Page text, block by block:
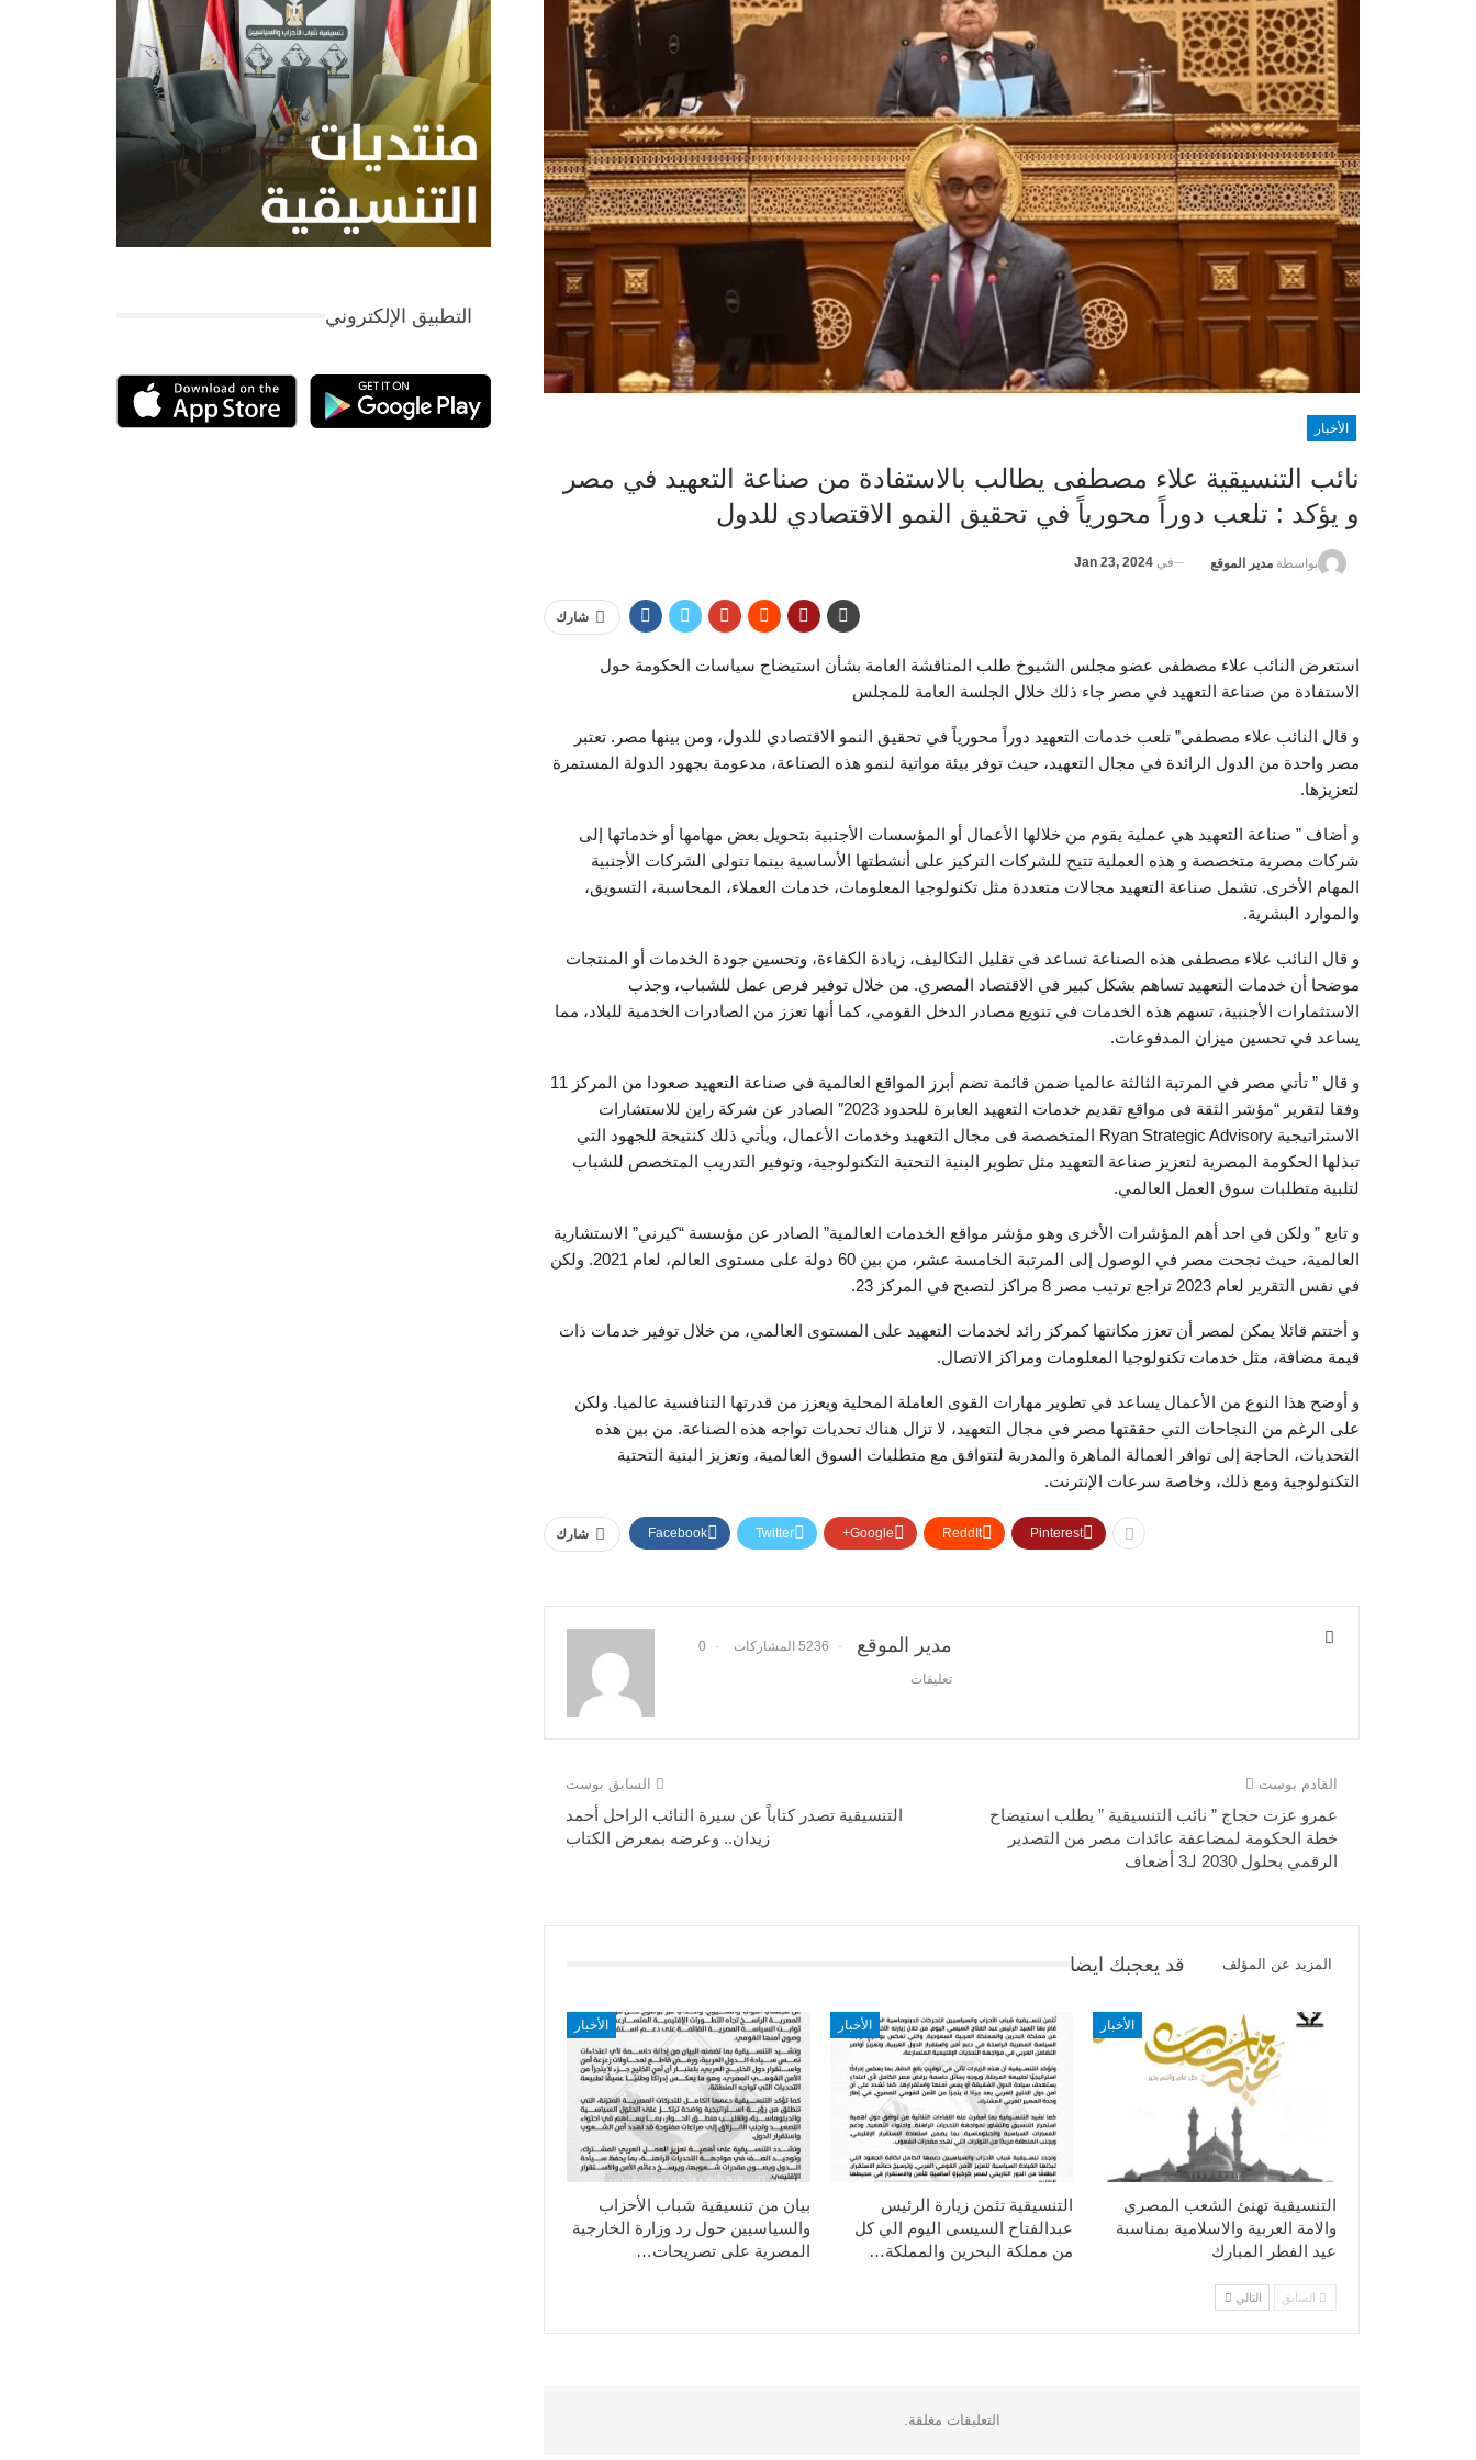
الأخبار
نائب التنسيقية علاء مصطفى يطالب بالاستفادة من صناعة التعهيد في مصر
و يؤكد : تلعب دوراً محورياً في تحقيق النمو الاقتصادي للدول
بواسطة مدير الموقع في Jan 23, 2024
شارك
استعرض النائب علاء مصطفى عضو مجلس الشيوخ طلب المناقشة العامة بشأن استيضاح سياسات الحكومة حول
الاستفادة من صناعة التعهيد في مصر جاء ذلك خلال الجلسة العامة للمجلس
و قال النائب علاء مصطفى” تلعب خدمات التعهيد دوراً محورياً في تحقيق النمو الاقتصادي للدول، ومن بينها مصر. تعتبر
مصر واحدة من الدول الرائدة في مجال التعهيد، حيث توفر بيئة مواتية لنمو هذه الصناعة، مدعومة بجهود الدولة المستمرة
لتعزيزها.
و أضاف ” صناعة التعهيد هي عملية يقوم من خلالها الأعمال أو المؤسسات الأجنبية بتحويل بعض مهامها أو خدماتها إلى
شركات مصرية متخصصة و هذه العملية تتيح للشركات التركيز على أنشطتها الأساسية بينما تتولى الشركات الأجنبية
المهام الأخرى. تشمل صناعة التعهيد مجالات متعددة مثل تكنولوجيا المعلومات، خدمات العملاء، المحاسبة، التسويق،
والموارد البشرية.
و قال النائب علاء مصطفى هذه الصناعة تساعد في تقليل التكاليف، زيادة الكفاءة، وتحسين جودة الخدمات أو المنتجات
موضحا أن خدمات التعهيد تساهم بشكل كبير في الاقتصاد المصري. من خلال توفير فرص عمل للشباب، وجذب
الاستثمارات الأجنبية، تسهم هذه الخدمات في تنويع مصادر الدخل القومي، كما أنها تعزز من الصادرات الخدمية للبلاد، مما
يساعد في تحسين ميزان المدفوعات.
و قال ” تأتي مصر في المرتبة الثالثة عالميا ضمن قائمة تضم أبرز المواقع العالمية فى صناعة التعهيد صعودا من المركز 11
وفقا لتقرير “مؤشر الثقة فى مواقع تقديم خدمات التعهيد العابرة للحدود 2023″ الصادر عن شركة راين للاستشارات
الاستراتيجية Ryan Strategic Advisory المتخصصة فى مجال التعهيد وخدمات الأعمال، ويأتي ذلك كنتيجة للجهود التي
تبذلها الحكومة المصرية لتعزيز صناعة التعهيد مثل تطوير البنية التحتية التكنولوجية، وتوفير التدريب المتخصص للشباب
لتلبية متطلبات سوق العمل العالمي.
و تابع ” ولكن في احد أهم المؤشرات الأخرى وهو مؤشر مواقع الخدمات العالمية” الصادر عن مؤسسة “كيرني” الاستشارية
العالمية، حيث نجحت مصر في الوصول إلى المرتبة الخامسة عشر، من بين 60 دولة على مستوى العالم، لعام 2021. ولكن
في نفس التقرير لعام 2023 تراجع ترتيب مصر 8 مراكز لتصبح في المركز 23.
و أختتم قائلا يمكن لمصر أن تعزز مكانتها كمركز رائد لخدمات التعهيد على المستوى العالمي، من خلال توفير خدمات ذات
قيمة مضافة، مثل خدمات تكنولوجيا المعلومات ومراكز الاتصال.
و أوضح هذا النوع من الأعمال يساعد في تطوير مهارات القوى العاملة المحلية ويعزز من قدرتها التنافسية عالميا. ولكن
على الرغم من النجاحات التي حققتها مصر في مجال التعهيد، لا تزال هناك تحديات تواجه هذه الصناعة. من بين هذه
التحديات، الحاجة إلى توافر العمالة الماهرة والمدربة لتتوافق مع متطلبات السوق العالمية، وتعزيز البنية التحتية
التكنولوجية ومع ذلك، وخاصة سرعات الإنترنت.
شارك Facebook Twitter Google+ ReddIt Pinterest
مدير الموقع 5236 المشاركات 0
تعليقات
السابق بوست
التنسيقية تصدر كتاباً عن سيرة النائب الراحل أحمد
زيدان.. وعرضه بمعرض الكتاب
القادم بوست
عمرو عزت حجاج ” نائب التنسيقية ” يطلب استيضاح
خطة الحكومة لمضاعفة عائدات مصر من التصدير
الرقمي بحلول 2030 لـ3 أضعاف
قد يعجبك ايضا المزيد عن المؤلف
الأخبار
بيان من تنسيقية شباب الأحزاب
والسياسيين حول رد وزارة الخارجية
المصرية على تصريحات…
الأخبار
التنسيقية تثمن زيارة الرئيس
عبدالفتاح السيسى اليوم الي كل
من مملكة البحرين والمملكة…
الأخبار
التنسيقية تهنئ الشعب المصري
والامة العربية والاسلامية بمناسبة
عيد الفطر المبارك
السابق التالي
التعليقات مغلقة.
التطبيق الإلكتروني